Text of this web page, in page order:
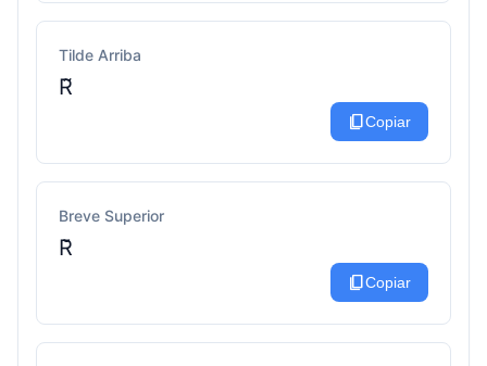
Tilde Arriba
R̃
content_copyCopiar
Breve Superior
R̆
content_copyCopiar